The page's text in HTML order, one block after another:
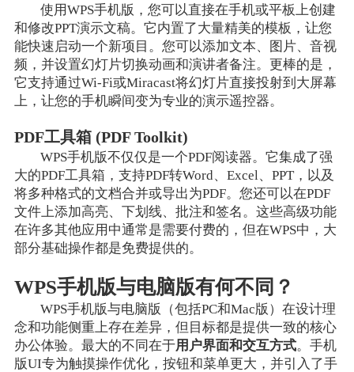
使用WPS手机版，您可以直接在手机或平板上创建
和修改PPT演示文稿。它内置了大量精美的模板，让您
能快速启动一个新项目。您可以添加文本、图片、音视
频，并设置幻灯片切换动画和演讲者备注。更棒的是，
它支持通过Wi-Fi或Miracast将幻灯片直接投射到大屏幕
上，让您的手机瞬间变为专业的演示遥控器。
PDF工具箱 (PDF Toolkit)
WPS手机版不仅仅是一个PDF阅读器。它集成了强
大的PDF工具箱，支持PDF转Word、Excel、PPT，以及
将多种格式的文档合并或导出为PDF。您还可以在PDF
文件上添加高亮、下划线、批注和签名。这些高级功能
在许多其他应用中通常是需要付费的，但在WPS中，大
部分基础操作都是免费提供的。
WPS手机版与电脑版有何不同？
WPS手机版与电脑版（包括PC和Mac版）在设计理
念和功能侧重上存在差异，但目标都是提供一致的核心
办公体验。最大的不同在于用户界面和交互方式。手机
版UI专为触摸操作优化，按钮和菜单更大，并引入了手